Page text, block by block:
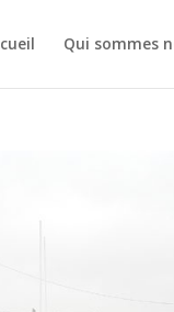
Qui sommes